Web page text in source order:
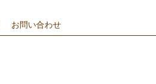
お問い合わせ